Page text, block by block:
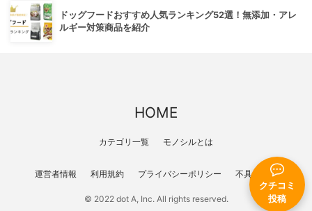
クチコミ
投稿
ドッグフードおすすめ人気ランキング52選！無添加・アレ
ルギー対策商品を紹介
HOME
カテゴリ一覧 モノシルとは
運営者情報 利用規約 プライバシーポリシー 不具合報告
© 2022 dot A, Inc. All rights reserved.